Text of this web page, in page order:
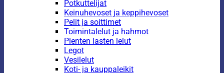
Potkuttelijat
Keinuhevoset ja keppihevoset
Pelit ja soittimet
Toimintalelut ja hahmot
Pienten lasten lelut
Legot
Vesilelut
Koti- ja kauppaleikit